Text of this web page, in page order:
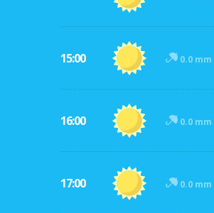
15:00 0.0 mm
16:00 0.0 mm
17:00 0.0 mm